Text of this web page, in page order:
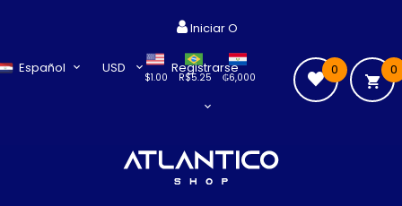
Español USD
$1.00 ₲6,000
R$5.25
Iniciar O
Registrarse 0
0